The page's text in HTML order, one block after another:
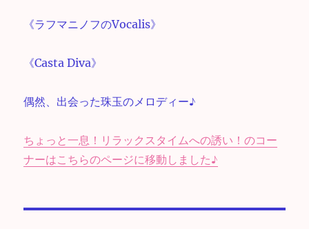
《ラフマニノフのVocalis》
《Casta Diva》
偶然、出会った珠玉のメロディー♪
ちょっと一息！リラックスタイムへの誘い！のコー
ナーはこちらのページに移動しました♪